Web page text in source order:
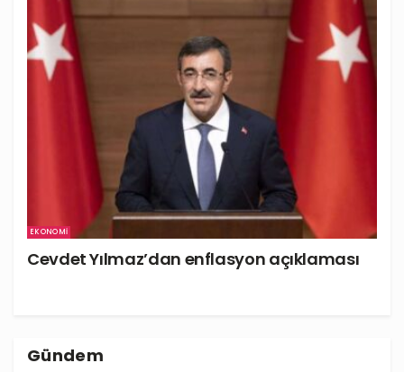
EKONOMI
Cevdet Yılmaz’dan enflasyon açıklaması
Gündem